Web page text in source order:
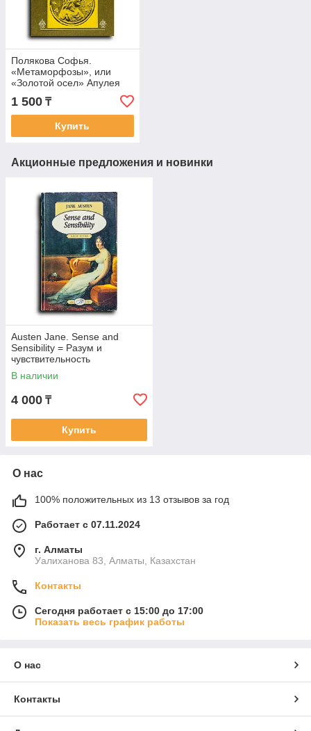
Полякова Софья.
«Метаморфозы», или
«Золотой осел» Апулея
1 500 ₸
Купить
Акционные предложения и новинки
Austen Jane. Sense and
Sensibility = Разум и
чувствительность
В наличии
4 000 ₸
Купить
О нас
100% положительных из 13 отзывов за год
Работает с 07.11.2024
г. Алматы
Уалиханова 83, Алматы, Казахстан
Контакты
Сегодня работает с 15:00 до 17:00
Показать весь график работы
О нас
Контакты